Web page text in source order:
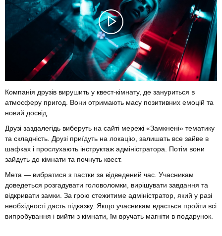
Компанія друзів вирушить у квест-кімнату, де зануриться в
атмосферу пригод. Вони отримають масу позитивних емоцій та
новий досвід.
Друзі заздалегідь виберуть на сайті мережі «Замкнені» тематику
та складність. Друзі приїдуть на локацію, залишать все зайве в
шафках і прослухають інструктаж адміністратора. Потім вони
зайдуть до кімнати та почнуть квест.
Мета — вибратися з пастки за відведений час. Учасникам
доведеться розгадувати головоломки, вирішувати завдання та
відкривати замки. За грою стежитиме адміністратор, який у разі
необхідності дасть підказку. Якщо учасникам вдасться пройти всі
випробування і вийти з кімнати, їм вручать магніти в подарунок.